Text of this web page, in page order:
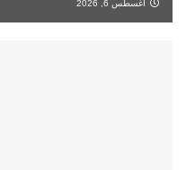
أغسطس 6, 2026